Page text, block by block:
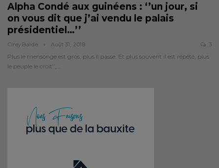
Alpha Condé aux guinéens : ‘’un jour, si
on vous dit que j’ai vendu le palais
présidentiel…’’
Cirey.balde Août 31, 2018 3
Plus le mensonge est gros, plus il passe. Et plus souvent il est répété, plus
le peuple le croit’’,…